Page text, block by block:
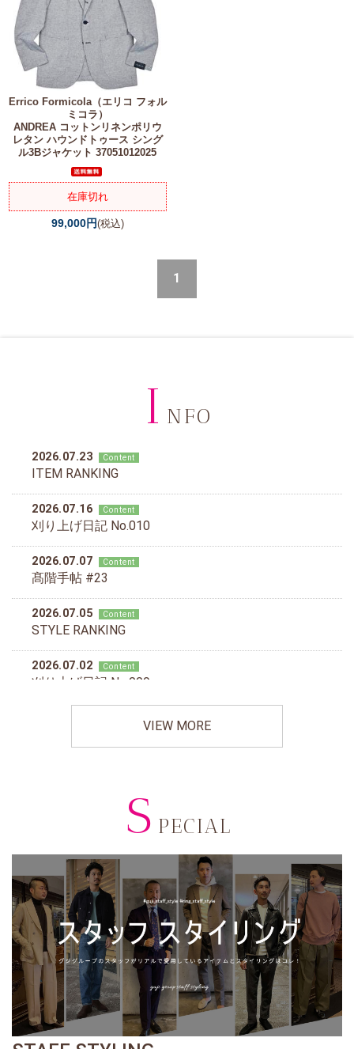
Errico Formicola（エリコ フォル
ミコラ）
ANDREA コットンリネンポリウ
レタン ハウンドトゥース シング
ル3Bジャケット 37051012025
在庫切れ
99,000円(税込)
1
I NFO
VIEW MORE
S PECIAL